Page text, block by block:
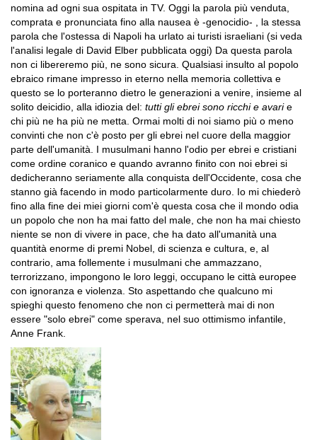
nomina ad ogni sua ospitata in TV. Oggi la parola più venduta,
comprata e pronunciata fino alla nausea è -genocidio- , la stessa
parola che l'ostessa di Napoli ha urlato ai turisti israeliani (si veda
l'analisi legale di David Elber pubblicata oggi) Da questa parola
non ci libereremo più, ne sono sicura. Qualsiasi insulto al popolo
ebraico rimane impresso in eterno nella memoria collettiva e
questo se lo porteranno dietro le generazioni a venire, insieme al
solito deicidio, alla idiozia del: tutti gli ebrei sono ricchi e avarie
chi più ne ha più ne metta. Ormai molti di noi siamo più o meno
convinti che non c'è posto per gli ebrei nel cuore della maggior
parte dell'umanità. I musulmani hanno l'odio per ebrei e cristiani
come ordine coranico e quando avranno finito con noi ebrei si
dedicheranno seriamente alla conquista dell'Occidente, cosa che
stanno già facendo in modo particolarmente duro. Io mi chiederò
fino alla fine dei miei giorni com'è questa cosa che il mondo odia
un popolo che non ha mai fatto del male, che non ha mai chiesto
niente se non di vivere in pace, che ha dato all'umanità una
quantità enorme di premi Nobel, di scienza e cultura, e, al
contrario, ama follemente i musulmani che ammazzano,
terrorizzano, impongono le loro leggi, occupano le città europee
con ignoranza e violenza. Sto aspettando che qualcuno mi
spieghi questo fenomeno che non ci permetterà mai di non
essere "solo ebrei" come sperava, nel suo ottimismo infantile,
Anne Frank.